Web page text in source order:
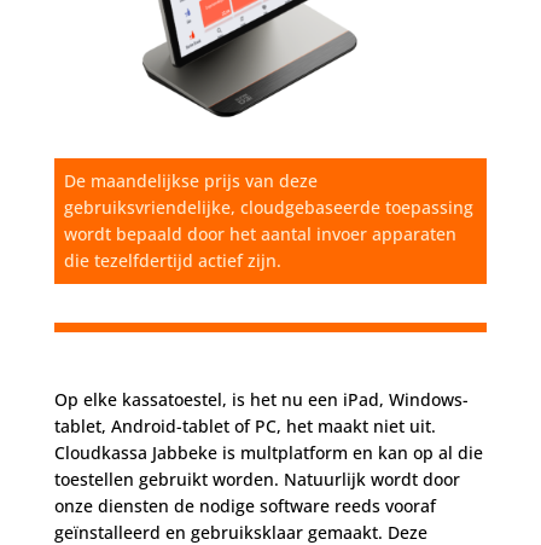
De maandelijkse prijs van deze
gebruiksvriendelijke, cloudgebaseerde toepassing
wordt bepaald door het aantal invoer apparaten
die tezelfdertijd actief zijn.
Op elke kassatoestel, is het nu een iPad, Windows-
tablet, Android-tablet of PC, het maakt niet uit.
Cloudkassa Jabbeke is multplatform en kan op al die
toestellen gebruikt worden. Natuurlijk wordt door
onze diensten de nodige software reeds vooraf
geïnstalleerd en gebruiksklaar gemaakt. Deze